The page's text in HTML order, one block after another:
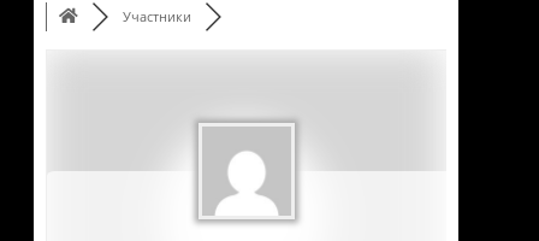
Участники